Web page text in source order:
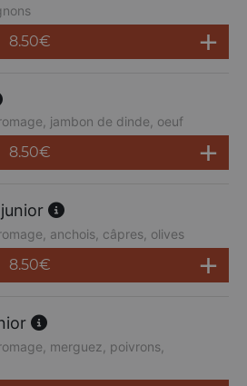
8.50€
jambon de dinde, oeuf
8.50€
anchois, câpres, olives
8.50€
merguez, poivrons,